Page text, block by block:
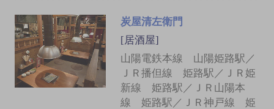
炭屋清左衛門
[居酒屋]
山陽電鉄本線 山陽姫路駅／
ＪＲ播但線 姫路駅／ＪＲ姫
新線 姫路駅／ＪＲ山陽本
線 姫路駅／ＪＲ神戸線 姫